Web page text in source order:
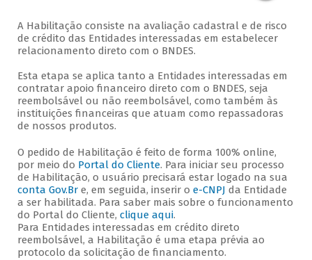
A Habilitação consiste na avaliação cadastral e de risco
de crédito das Entidades interessadas em estabelecer
relacionamento direto com o BNDES.
Esta etapa se aplica tanto a Entidades interessadas em
contratar apoio financeiro direto com o BNDES, seja
reembolsável ou não reembolsável, como também às
instituições financeiras que atuam como repassadoras
de nossos produtos.
O pedido de Habilitação é feito de forma 100% online,
por meio do Portal do Cliente. Para iniciar seu processo
de Habilitação, o usuário precisará estar logado na sua
conta Gov.Bre, em seguida, inserir o e-CNPJ da Entidade
a ser habilitada. Para saber mais sobre o funcionamento
do Portal do Cliente, clique aqui.
Para Entidades interessadas em crédito direto
reembolsável, a Habilitação é uma etapa prévia ao
protocolo da solicitação de financiamento.